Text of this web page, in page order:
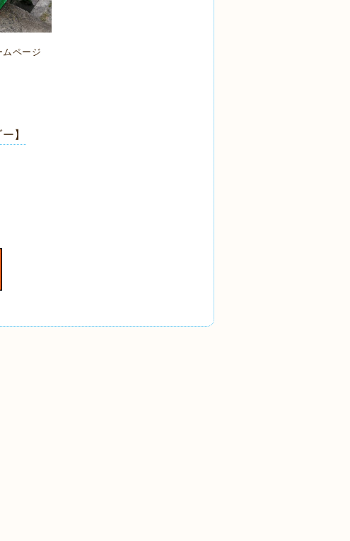
ムページ
】